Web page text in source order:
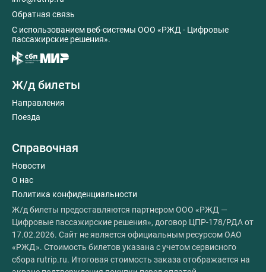
Обратная связь
C использованием веб-системы ООО «РЖД - Цифровые
пассажирские решения».
Ж/д билеты
Направления
Поезда
Справочная
Новости
О нас
Политика конфиденциальности
Ж/д билеты предоставляются партнером ООО «РЖД —
Цифровые пассажирские решения», договор ЦПР-178/РДА от
17.02.2026. Сайт не является официальным ресурсом ОАО
«РЖД». Стоимость билетов указана с учетом сервисного
сбора rutrip.ru. Итоговая стоимость заказа отображается на